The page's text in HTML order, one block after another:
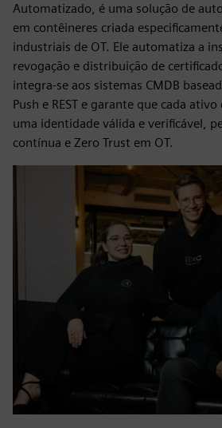
Automatizado, é uma solução de
em contêineres criada
industriais de OT. Ele automatiza a
revogação e distribuição de
integra-se aos sistemas CMDB
Push e REST e garante que cada
uma identidade válida e verificável,
contínua e Zero Trust em OT.